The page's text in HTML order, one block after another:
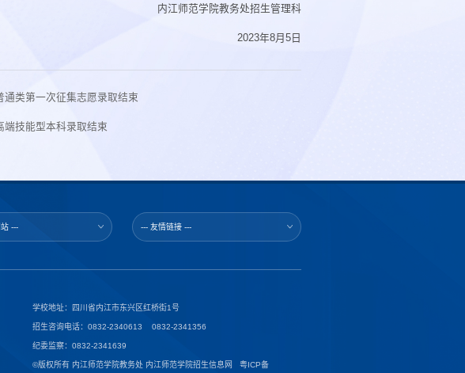
内江师范学院教务处招生管理科
2023年8月5日
通类第一次征集志愿录取结束
端技能型本科录取结束
--- --- 友情链接 ---
学校地址：四川省内江市东兴区红桥街1号
招生咨询电话：0832-2340613 0832-2341356
纪委监察：0832-2341639
©版权所有 内江师范学院教务处 内江师范学院招生信息网 粤ICP备